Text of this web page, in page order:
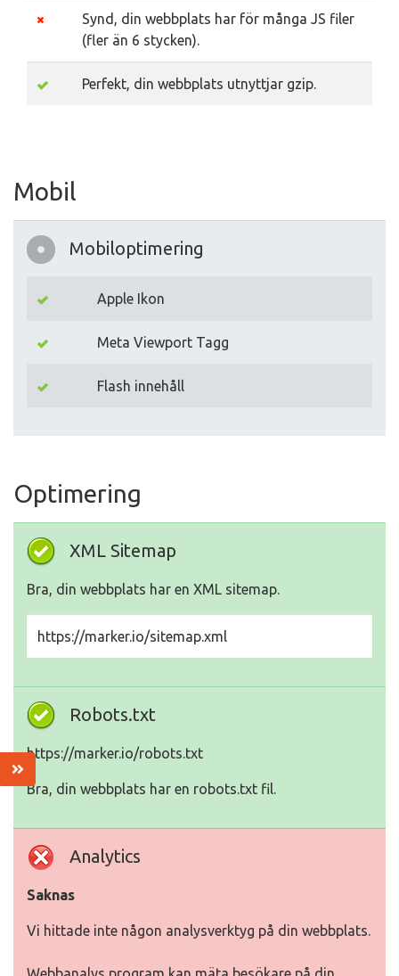
Synd, din webbplats har för många JS filer
(fler än 6 stycken).
Perfekt, din webbplats utnyttjar gzip.
Mobil
Mobiloptimering
Apple Ikon
Meta Viewport Tagg
Flash innehåll
Optimering
XML Sitemap
Bra, din webbplats har en XML sitemap.
https://marker.io/sitemap.xml
Robots.txt
https://marker.io/robots.txt
Bra, din webbplats har en robots.txt fil.
Analytics
Saknas
Vi hittade inte någon analysverktyg på din webbplats.